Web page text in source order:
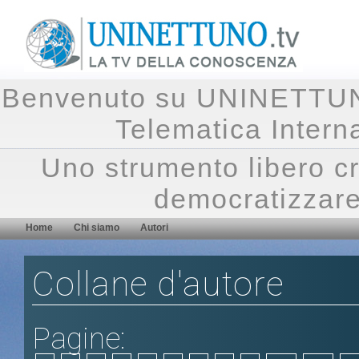
Benvenuto su
Telematica
Uno strumento libero
Home Chi siamo Autori
Collane d'autore
Pagine: